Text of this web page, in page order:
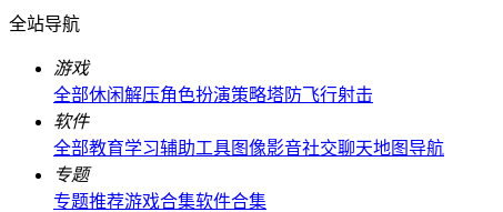
全站导航
游戏
全部休闲解压角色扮演策略塔防飞行射击
软件
全部教育学习辅助工具图像影音社交聊天地图导航
专题
专题推荐游戏合集软件合集